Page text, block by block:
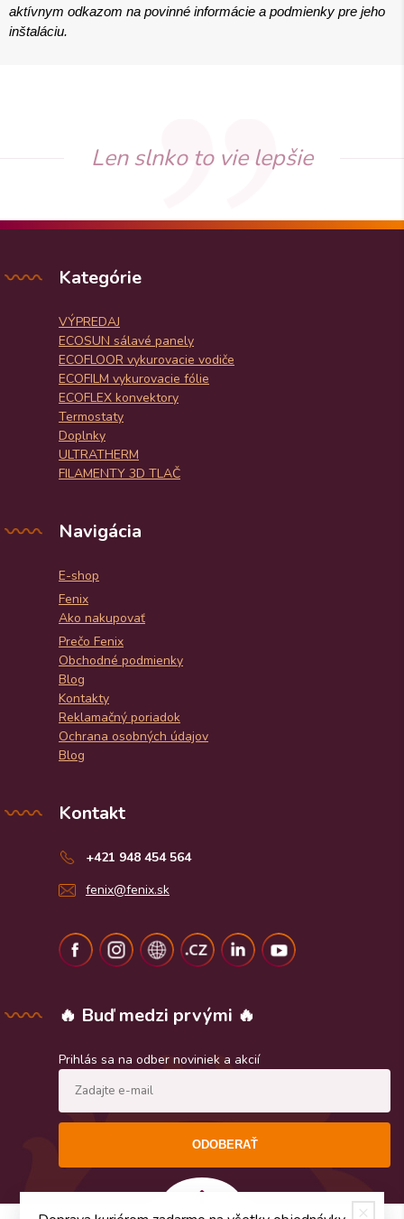
aktívnym odkazom na povinné informácie a podmienky pre jeho
inštaláciu.
Len slnko to vie lepšie
Kategórie
VÝPREDAJ
ECOSUN sálavé panely
ECOFLOOR vykurovacie vodiče
ECOFILM vykurovacie fólie
ECOFLEX konvektory
Termostaty
Doplnky
ULTRATHERM
FILAMENTY 3D TLAČ
Navigácia
E-shop
Fenix
Ako nakupovať
Prečo Fenix
Obchodné podmienky
Blog
Kontakty
Reklamačný poriadok
Ochrana osobných údajov
Blog
Kontakt
+421 948 454 564
fenix@fenix.sk
🔥 Buď medzi prvými 🔥
Prihlás sa na odber noviniek a akcií
ODOBERAŤ